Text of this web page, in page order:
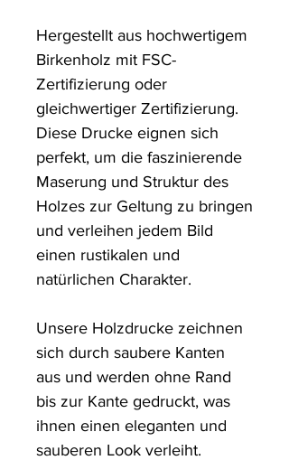
Hergestellt aus hochwertigem
Birkenholz mit FSC-
Zertifizierung oder
gleichwertiger Zertifizierung.
Diese Drucke eignen sich
perfekt, um die faszinierende
Maserung und Struktur des
Holzes zur Geltung zu bringen
und verleihen jedem Bild
einen rustikalen und
natürlichen Charakter.
Unsere Holzdrucke zeichnen
sich durch saubere Kanten
aus und werden ohne Rand
bis zur Kante gedruckt, was
ihnen einen eleganten und
sauberen Look verleiht.